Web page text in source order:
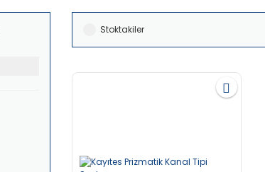
Stoktakiler